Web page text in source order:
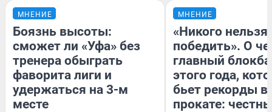
МНЕНИЕ
Боязнь высоты:
сможет ли «Уфа» без
тренера обыграть
фаворита лиги и
удержаться на 3-м
месте
МНЕНИЕ
«Никого нельзя
победить». О
главный
этого года,
бьет рекорды в
прокате: